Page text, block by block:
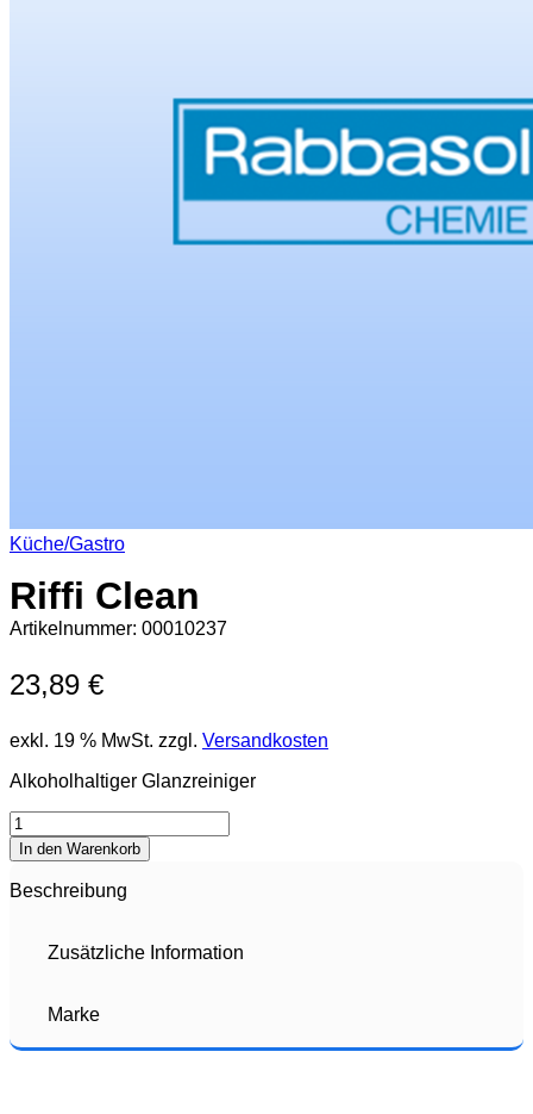
Küche/Gastro
Riffi Clean
Artikelnummer: 00010237
23,89 €
exkl. 19 % MwSt. zzgl. Versandkosten
Alkoholhaltiger Glanzreiniger
Quantity
In den Warenkorb
Beschreibung
Zusätzliche Information
Marke